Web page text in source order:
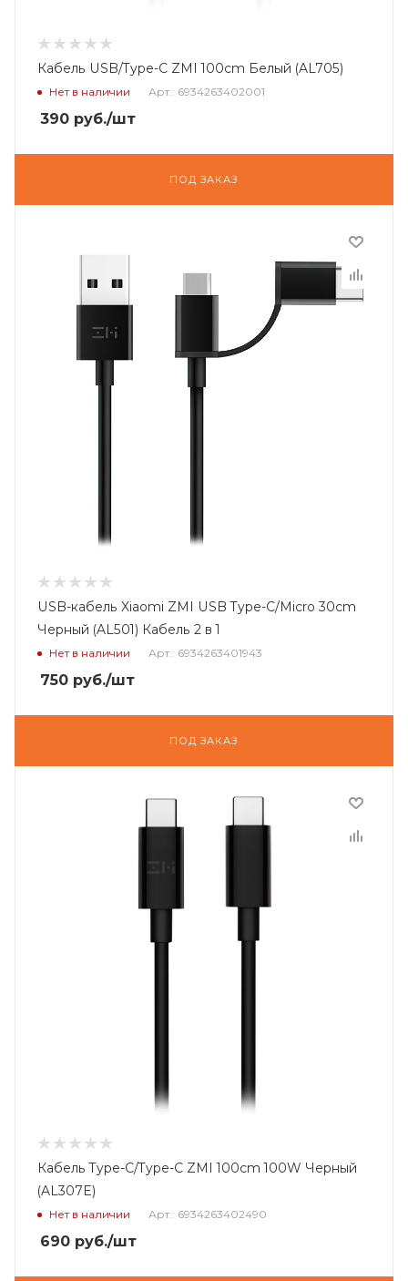
Кабель USB/Type-C ZMI 100cm Белый (AL705)
Нет в наличии Арт.: 6934263402001
390 руб./шт
ПОД ЗАКАЗ
USB-кабель Xiaomi ZMI USB Type-C/Micro 30cm
Черный (AL501) Кабель 2 в 1
Нет в наличии Арт.: 6934263401943
750 руб./шт
ПОД ЗАКАЗ
Кабель Type-C/Type-C ZMI 100cm 100W Черный
(AL307E)
Нет в наличии Арт.: 6934263402490
690 руб./шт